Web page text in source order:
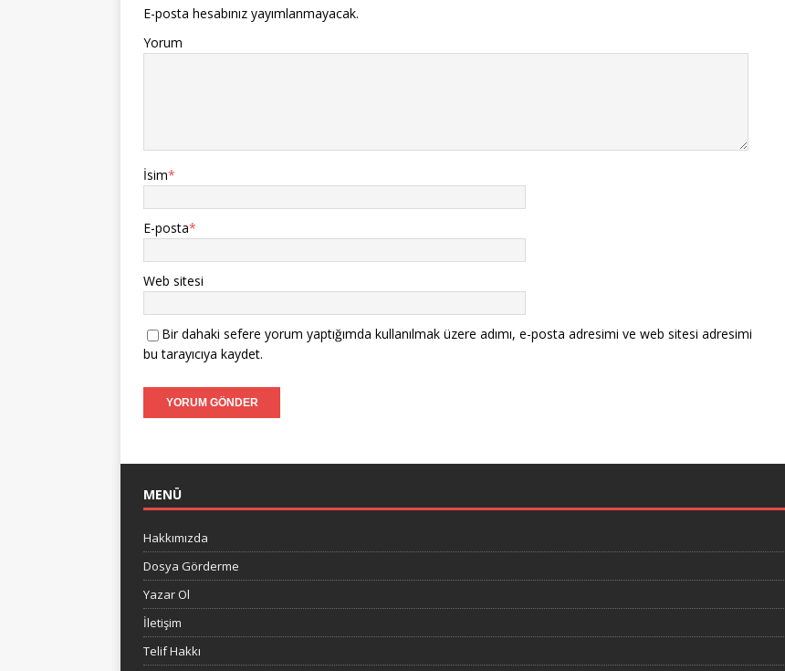
E-posta hesabınız yayımlanmayacak.
Yorum
İsim*
E-posta*
Web sitesi
Bir dahaki sefere yorum yaptığımda kullanılmak üzere adımı, e-posta adresimi ve web sitesi adresimi
bu tarayıcıya kaydet.
MENÜ
Hakkımızda
Dosya Görderme
Yazar Ol
İletişim
Telif Hakkı